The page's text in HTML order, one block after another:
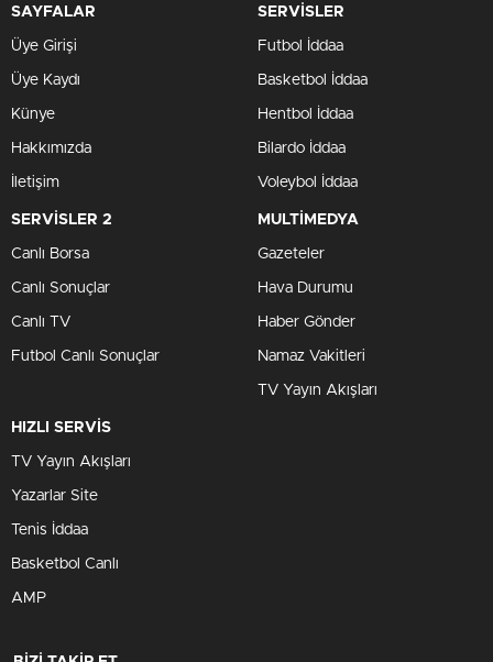
SAYFALAR
Üye Girişi
Üye Kaydı
Künye
Hakkımızda
İletişim
SERVİSLER
Futbol İddaa
Basketbol İddaa
Hentbol İddaa
Bilardo İddaa
Voleybol İddaa
SERVİSLER 2
Canlı Borsa
Canlı Sonuçlar
Canlı TV
Futbol Canlı Sonuçlar
MULTİMEDYA
Gazeteler
Hava Durumu
Haber Gönder
Namaz Vakitleri
TV Yayın Akışları
HIZLI SERVİS
TV Yayın Akışları
Yazarlar Site
Tenis İddaa
Basketbol Canlı
AMP